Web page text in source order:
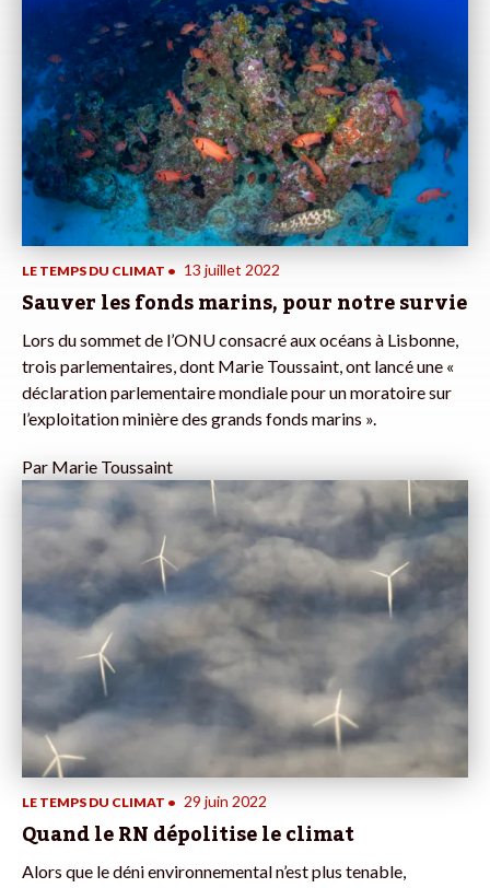
LE TEMPS DU CLIMAT • 13 juillet 2022
Sauver les fonds marins, pour notre survie
Lors du sommet de l’ONU consacré aux océans à Lisbonne,
trois parlementaires, dont Marie Toussaint, ont lancé une «
déclaration parlementaire mondiale pour un moratoire sur
l’exploitation minière des grands fonds marins ».
Par Marie Toussaint
LE TEMPS DU CLIMAT • 29 juin 2022
Quand le RN dépolitise le climat
Alors que le déni environnemental n’est plus tenable,